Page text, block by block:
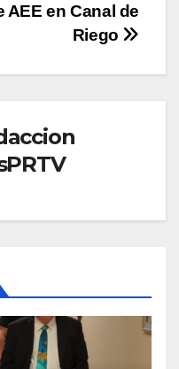
AEE en Canal de
Riego